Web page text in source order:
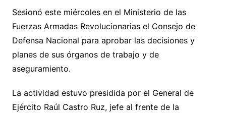
Sesionó este miércoles en el Ministerio de las
Fuerzas Armadas Revolucionarias el Consejo de
Defensa Nacional para aprobar las decisiones y
planes de sus órganos de trabajo y de
aseguramiento.
La actividad estuvo presidida por el General de
Ejército Raúl Castro Ruz, jefe al frente de la